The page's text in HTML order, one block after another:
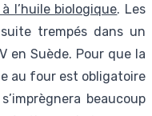
l’huile biologique. Les
trempés dans un
en Suède. Pour que la
au four est obligatoire
beaucoup